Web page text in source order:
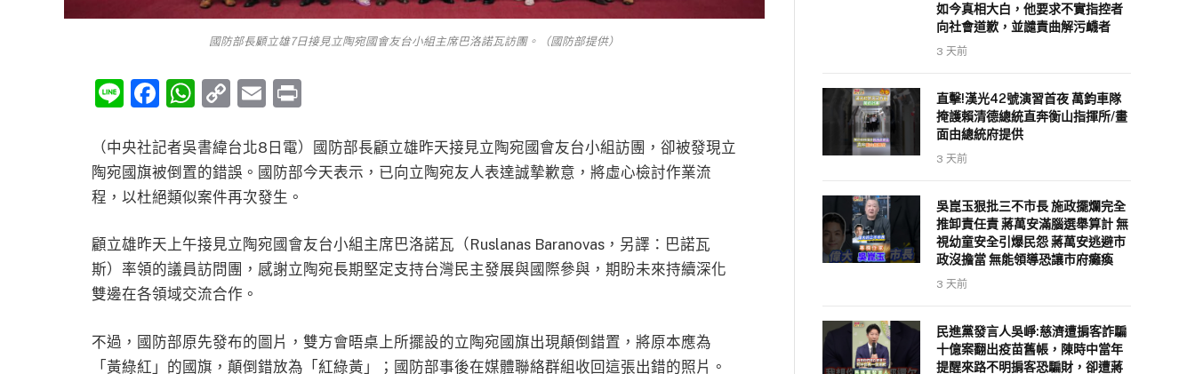
國防部長顧立雄7日接見立陶宛國會友台小組主席巴洛諾瓦訪團。（國防部提供）
LineFacebook
WhatsApp
CopyEmail
（中央社記者吳書緯台北8日電）國防部長顧立雄昨天接見立陶宛國會友台小組訪團，卻被發現立
陶宛國旗被倒置的錯誤。國防部今天表示，已向立陶宛友人表達誠摯歉意，將虛心檢討作業流
程，以杜絕類似案件再次發生。
顧立雄昨天上午接見立陶宛國會友台小組主席巴洛諾瓦（Ruslanas Baranovas，另譯：巴諾瓦
斯）率領的議員訪問團，感謝立陶宛長期堅定支持台灣民主發展與國際參與，期盼未來持續深化
雙邊在各領域交流合作。
不過，國防部原先發布的圖片，雙方會晤桌上所擺設的立陶宛國旗出現顛倒錯置，將原本應為
「黃綠紅」的國旗，顛倒錯放為「紅綠黃」；國防部事後在媒體聯絡群組收回這張出錯的照片。
如今真相大白，他要求不實指控者
向社會道歉，並譴責曲解污衊者
3 天前
直擊!漢光42號演習首夜 萬鈞車隊
掩護賴清德總統直奔衡山指揮所/畫
面由總統府提供
3 天前
吳崑玉狠批三不市長 施政擺爛完全
推卸責任責 蔣萬安滿腦選舉算計 無
視幼童安全引爆民怨 蔣萬安逃避市
政沒擔當 無能領導恐讓市府癱瘓
3 天前
民進黨發言人吳崢:慈濟遭掮客詐騙
十億案翻出疫苗舊帳，陳時中當年
提醒來路不明掮客恐騙財，卻遭蔣